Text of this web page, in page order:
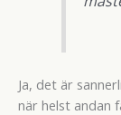
Ja, det är
när helst andan